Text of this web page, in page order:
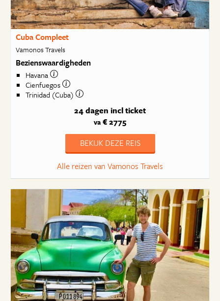
Cuba Compleet
Vamonos Travels
Bezienswaardigheden
Havana
Cienfuegos
Trinidad (Cuba)
24 dagen incl ticket
va € 2775
BEKIJK DEZE REIS
Alle reizen van Vamonos Travels